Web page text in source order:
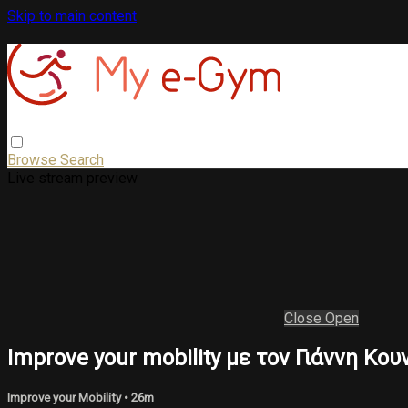
Skip to main content
Browse Search
Close Open
Improve your mobility με τον Γιάννη
Improve your Mobility • 26m